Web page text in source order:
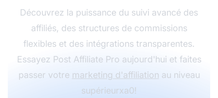
Découvrez la puissance du suivi avancé des
affiliés, des structures de commissions
flexibles et des intégrations transparentes.
Essayez Post Affiliate Pro aujourd'hui et faites
passer votre marketing d'affiliation au niveau
supérieurxa0!